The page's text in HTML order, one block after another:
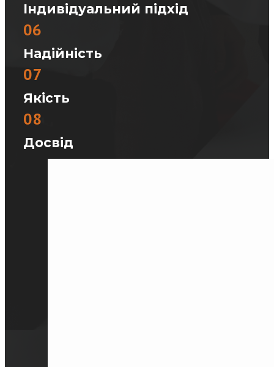
Індивідуальний підхід
06
Надійність
07
Якість
08
Досвід